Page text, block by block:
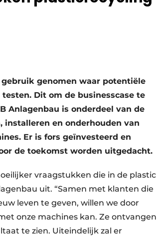
genomen waar potentiële
Dit om de businesscase te
Anlagenbau is onderdeel van de
installeren en onderhouden van
Er is fors geïnvesteerd en
de toekomst worden uitgedacht.
vraagstukken die in de plastic
uit. “Samen met klanten die
leven te geven, willen we door
onze machines kan. Ze ontvangen
te zien. Uiteindelijk zal er